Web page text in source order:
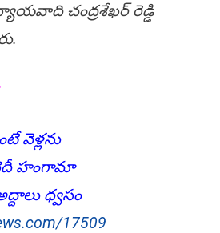
చంద్రశేఖర్ రెడ్డి
వెళ్లను
హంగామా
ధ్వసం
17509